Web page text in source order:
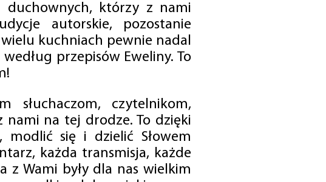
duchownych, którzy z nami
autorskie, pozostanie
kuchniach pewnie nadal
przepisów Eweliny. To
słuchaczom, czytelnikom,
na tej drodze. To dzięki
modlić się i dzielić Słowem
każda transmisja, każde
z Wami były dla nas wielkim